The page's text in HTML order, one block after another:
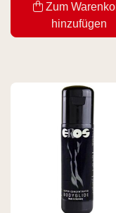
Zum
hinzufügen